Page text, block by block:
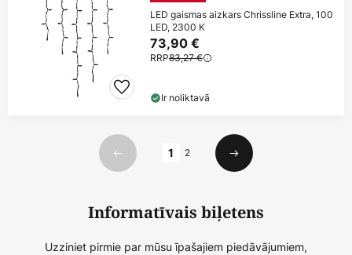
LED gaismas aizkars Chrissline Extra, 100
LED, 2300 K
73,90 €
RRP83,27 €
Ir noliktavā
Iepriekšējais
1 2
Nākamais
Informatīvais biļetens
Uzziniet pirmie par mūsu īpašajiem piedāvājumiem,